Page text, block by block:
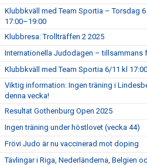
Klubbkväll med Team Sportia – Torsdag
17:00–19:00
Klubbresa: Trollträffen 2 2025
Internationella Judodagen – tillsammans
Klubbkväll med Team Sportia 6/11 kl
Viktig information: Ingen träning i
denna vecka!
Resultat Gothenburg Open 2025
Ingen träning under höstlovet (vecka 44)
Frövi Judo är nu vaccinerad mot doping
Tävlingar i Riga, Nederländerna, Belgien